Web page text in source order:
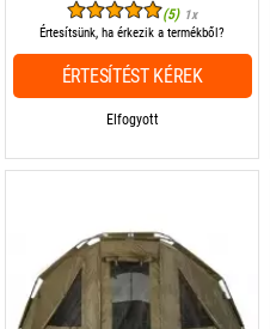
(5) 1x
Elfogyott
Értesítsünk, ha érkezik a termékből?
ÉRTESÍTÉST KÉREK